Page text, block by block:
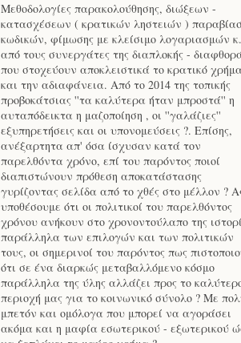
Μεθοδολογίες παρακολούθησης, διώξεων -
κατασχέσεων ( κρατικών ληστειών )
κωδικών, φίμωσης με κλείσιμο λογαριασμών
από τους συνεργάτες της διαπλοκής -
που στοχεύουν αποκλειστικά το κρατικό χρήμα
και την αδιαφάνεια. Από το 2014 της τοπικής
προβοκάτσιας ''τα καλύτερα ήταν μπροστά'' η
αυταπόδεικτα η μαζοποίηση , οι ''γαλάζιες''
εξυπηρετήσεις και οι υπονομεύσεις ?. Επίσης,
ανέξαρτητα απ' όσα ίσχυσαν κατά τον
παρελθόντα χρόνο, επί του παρόντος ποιοί
διαπιστώνουν πρόθεση αποκατάστασης
γυρίζοντας σελίδα από το χθές στο μέλλον ?
υποθέσουμε ότι οι πολιτικοί του παρελθόντος
χρόνου ανήκουν στο χρονοντούλαπο της
παράλληλα των επιλογών και των πολιτικών
τους, οι σημερινοί του παρόντος πως
ότι σε ένα διαρκώς μεταβαλλόμενο κόσμο
παράλληλα της ύλης αλλάζει προς το
περιοχή μας για το κοινωνικό σύνολο ? Με
μπετόν και ομόλογα που μπορεί να αγοράσει
ακόμα και η μαφία εσωτερικού - εξωτερικού